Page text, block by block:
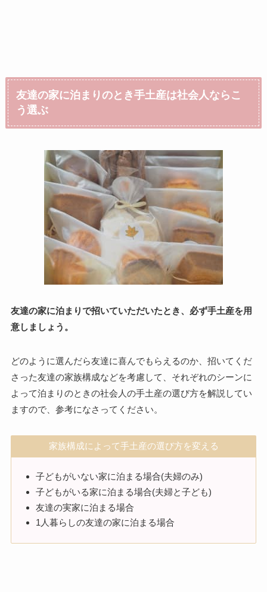
友達の家に泊まりのとき手土産は社会人ならこ
う選ぶ
友達の家に泊まりで招いていただいたとき、必ず手土産を用
意しましょう。
どのように選んだら友達に喜んでもらえるのか、招いてくだ
さった友達の家族構成などを考慮して、それぞれのシーンに
よって泊まりのときの社会人の手土産の選び方を解説してい
ますので、参考になさってください。
家族構成によって手土産の選び方を変える
子どもがいない家に泊まる場合(夫婦のみ)
子どもがいる家に泊まる場合(夫婦と子ども)
友達の実家に泊まる場合
1人暮らしの友達の家に泊まる場合